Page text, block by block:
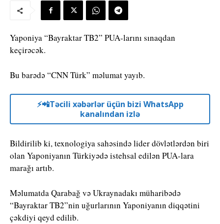
Yaponiya “Bayraktar TB2” PUA-larını sınaqdan
keçirəcək.
Bu barədə “CNN Türk” məlumat yayıb.
⚡️📲Təcili xəbərlər üçün bizi WhatsApp
kanalından izlə
Bildirilib ki, texnologiya sahəsində lider dövlətlərdən biri
olan Yaponiyanın Türkiyədə istehsal edilən PUA-lara
marağı artıb.
Məlumatda Qarabağ və Ukraynadakı müharibədə
“Bayraktar TB2”nin uğurlarının Yaponiyanın diqqətini
çəkdiyi qeyd edilib.